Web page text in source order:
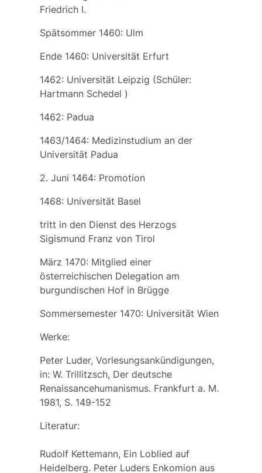
Friedrich I.
Spätsommer 1460: Ulm
Ende 1460: Universität Erfurt
1462: Universität Leipzig (Schüler:
Hartmann Schedel )
1462: Padua
1463/1464: Medizinstudium an der
Universität Padua
2. Juni 1464: Promotion
1468: Universität Basel
tritt in den Dienst des Herzogs
Sigismund Franz von Tirol
März 1470: Mitglied einer
österreichischen Delegation am
burgundischen Hof in Brügge
Sommersemester 1470: Universität Wien
Werke:
Peter Luder, Vorlesungsankündigungen,
in: W. Trillitzsch, Der deutsche
Renaissancehumanismus. Frankfurt a. M.
1981, S. 149-152
Literatur:
Rudolf Kettemann, Ein Loblied auf
Heidelberg. Peter Luders Enkomion aus